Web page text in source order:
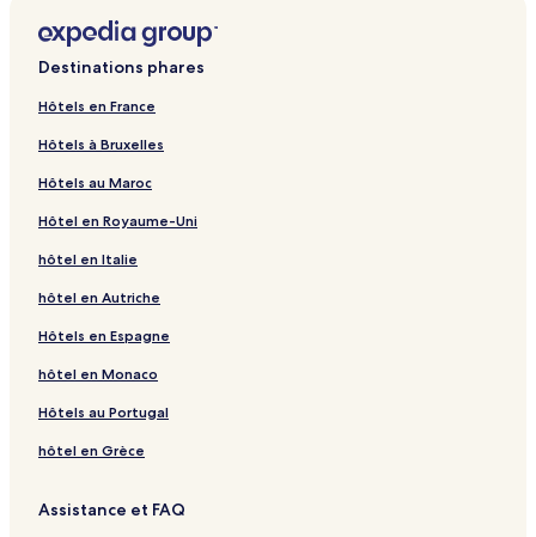
Destinations phares
Hôtels en France
Hôtels à Bruxelles
Hôtels au Maroc
Hôtel en Royaume-Uni
hôtel en Italie
hôtel en Autriche
Hôtels en Espagne
hôtel en Monaco
Hôtels au Portugal
hôtel en Grèce
Assistance et FAQ